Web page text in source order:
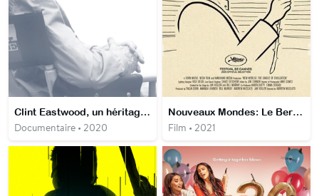
Clint Eastwood, un héritage cinématographique
Documentaire • 2020
Nouveaux Mondes: Le Berceau de la civilisation
Film • 2021